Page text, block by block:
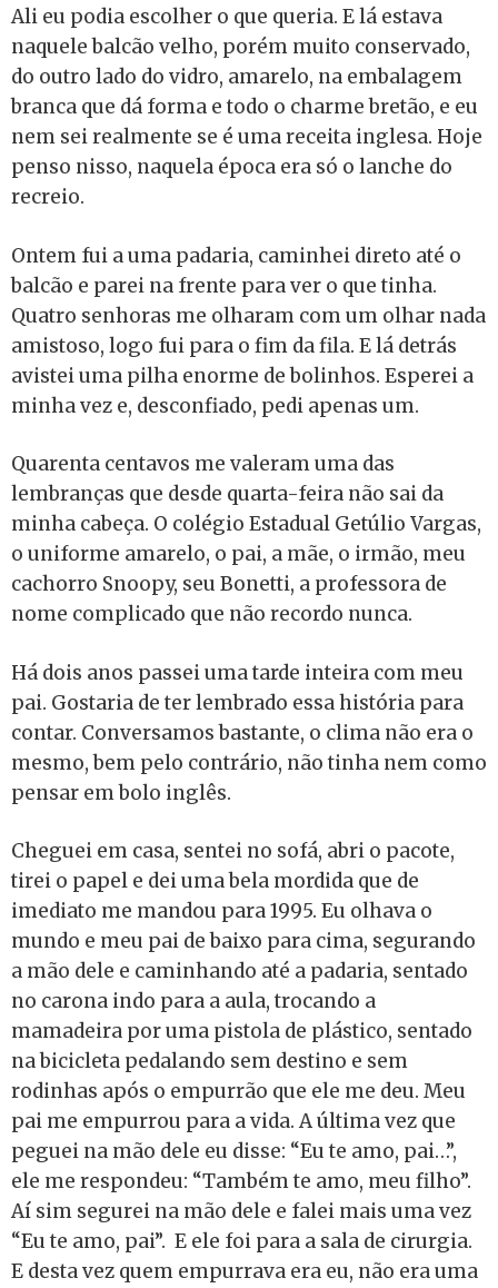
Ali eu podia escolher o que queria. E lá estava
naquele balcão velho, porém muito conservado,
do outro lado do vidro, amarelo, na embalagem
branca que dá forma e todo o charme bretão, e eu
nem sei realmente se é uma receita inglesa. Hoje
penso nisso, naquela época era só o lanche do
recreio.
Ontem fui a uma padaria, caminhei direto até o
balcão e parei na frente para ver o que tinha.
Quatro senhoras me olharam com um olhar nada
amistoso, logo fui para o fim da fila. E lá detrás
avistei uma pilha enorme de bolinhos. Esperei a
minha vez e, desconfiado, pedi apenas um.
Quarenta centavos me valeram uma das
lembranças que desde quarta-feira não sai da
minha cabeça. O colégio Estadual Getúlio Vargas,
o uniforme amarelo, o pai, a mãe, o irmão, meu
cachorro Snoopy, seu Bonetti, a professora de
nome complicado que não recordo nunca.
Há dois anos passei uma tarde inteira com meu
pai. Gostaria de ter lembrado essa história para
contar. Conversamos bastante, o clima não era o
mesmo, bem pelo contrário, não tinha nem como
pensar em bolo inglês.
Cheguei em casa, sentei no sofá, abri o pacote,
tirei o papel e dei uma bela mordida que de
imediato me mandou para 1995. Eu olhava o
mundo e meu pai de baixo para cima, segurando
a mão dele e caminhando até a padaria, sentado
no carona indo para a aula, trocando a
mamadeira por uma pistola de plástico, sentado
na bicicleta pedalando sem destino e sem
rodinhas após o empurrão que ele me deu. Meu
pai me empurrou para a vida. A última vez que
peguei na mão dele eu disse: “Eu te amo, pai…”,
ele me respondeu: “Também te amo, meu filho”.
Aí sim segurei na mão dele e falei mais uma vez
“Eu te amo, pai”. E ele foi para a sala de cirurgia.
E desta vez quem empurrava era eu, não era uma